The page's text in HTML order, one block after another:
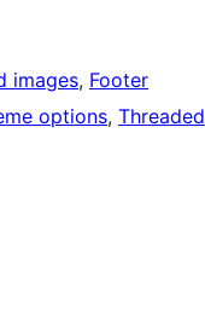
images, Footer
options, Threaded